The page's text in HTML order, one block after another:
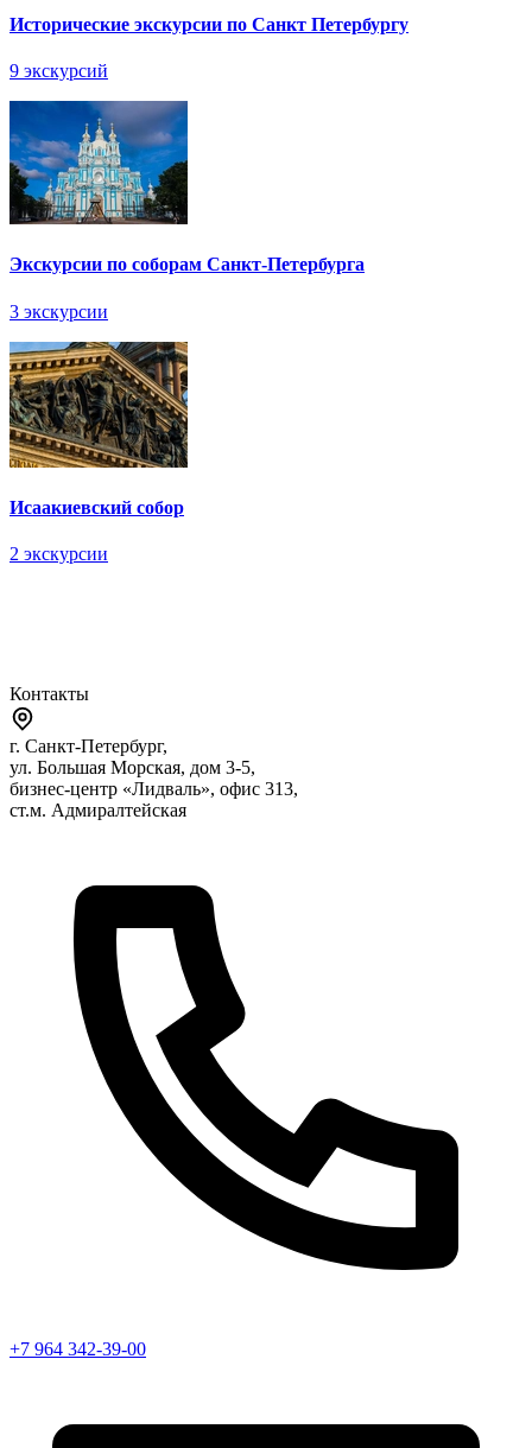
Исторические экскурсии по Санкт Петербургу
9 экскурсий
Экскурсии по соборам Санкт-Петербурга
3 экскурсии
Исаакиевский собор
2 экскурсии
Контакты
г. Санкт-Петербург,
ул. Большая Морская, дом 3-5,
бизнес-центр «Лидваль», офис 313,
ст.м. Адмиралтейская
+7 964 342-39-00